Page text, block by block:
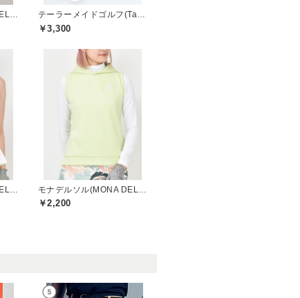
モナデルソル(MONA DELSOL) テーラーメイドゴルフ(TaylorMade Golf)
￥3,300
￥2,200